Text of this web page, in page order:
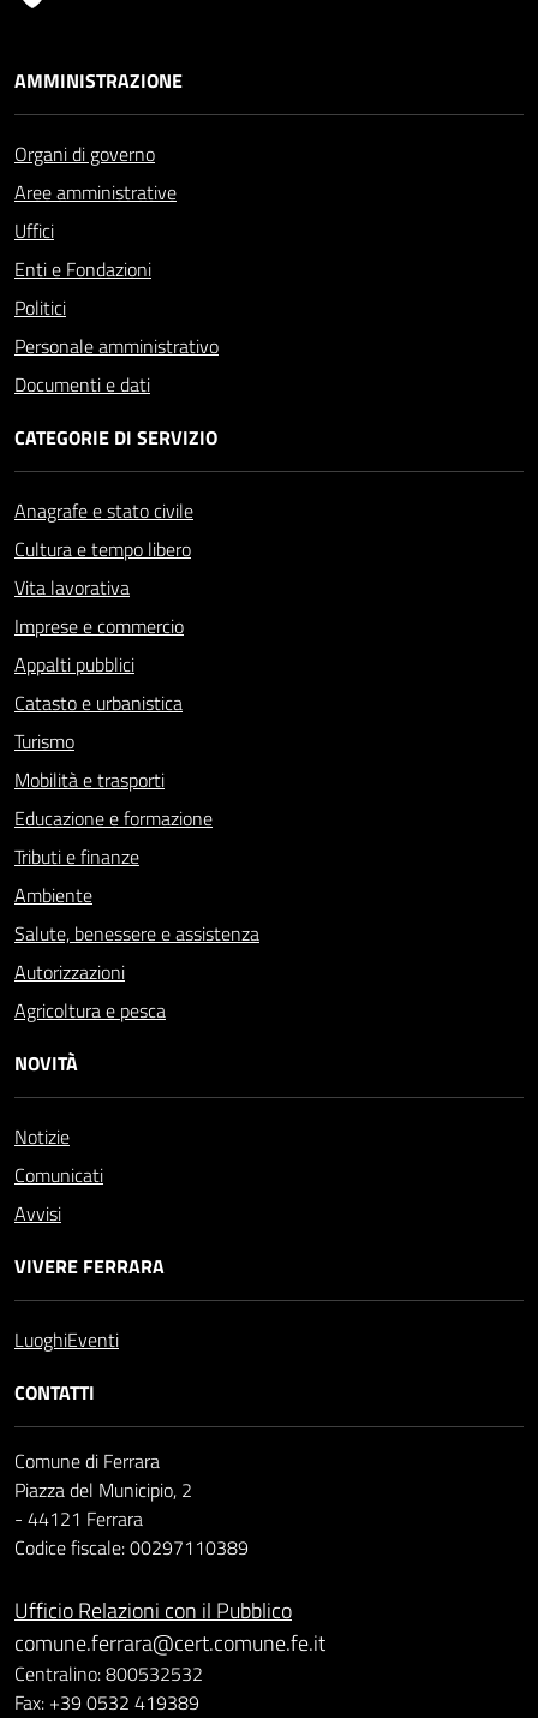
AMMINISTRAZIONE
Organi di governo
Aree amministrative
Uffici
Enti e Fondazioni
Politici
Personale amministrativo
Documenti e dati
CATEGORIE DI SERVIZIO
Anagrafe e stato civile
Cultura e tempo libero
Vita lavorativa
Imprese e commercio
Appalti pubblici
Catasto e urbanistica
Turismo
Mobilità e trasporti
Educazione e formazione
Tributi e finanze
Ambiente
Salute, benessere e assistenza
Autorizzazioni
Agricoltura e pesca
NOVITÀ
Notizie
Comunicati
Avvisi
VIVERE FERRARA
LuoghiEventi
CONTATTI
Comune di Ferrara
Piazza del Municipio, 2
- 44121 Ferrara
Codice fiscale: 00297110389
Ufficio Relazioni con il Pubblico
comune.ferrara@cert.comune.fe.it
Centralino: 800532532
Fax: +39 0532 419389